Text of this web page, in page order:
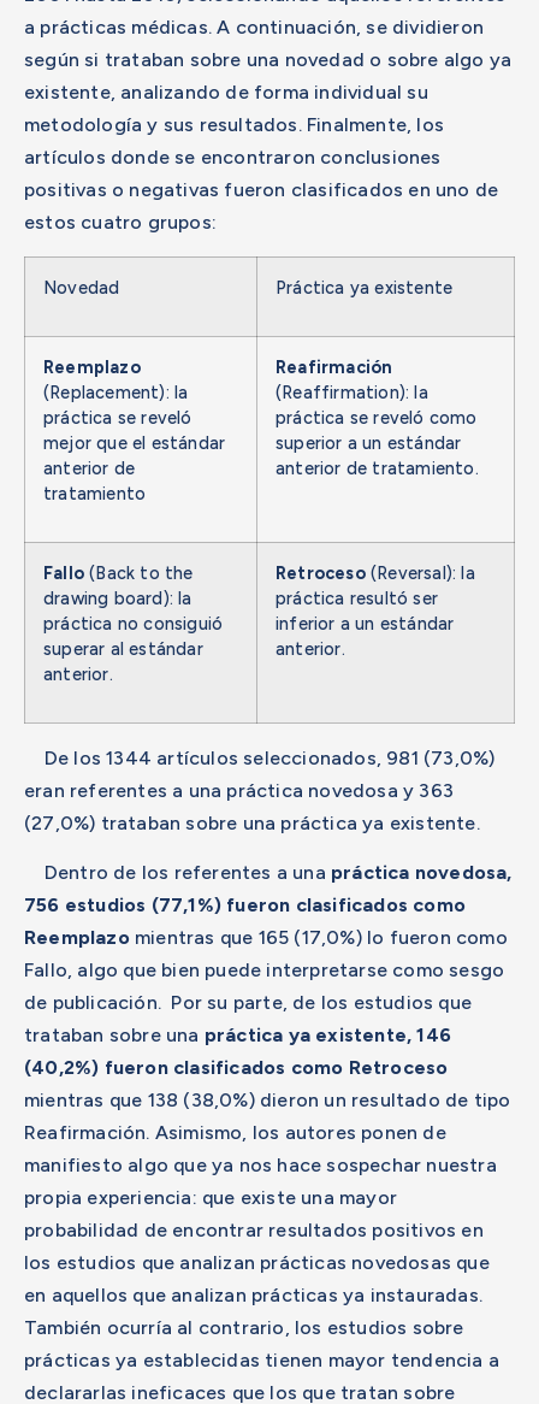
a prácticas médicas. A continuación, se dividieron
según si trataban sobre una novedad o sobre algo ya
existente, analizando de forma individual su
metodología y sus resultados. Finalmente, los
artículos donde se encontraron conclusiones
positivas o negativas fueron clasificados en uno de
estos cuatro grupos:
Novedad Práctica ya existente
Reemplazo
(Replacement): la
práctica se reveló
mejor que el estándar
anterior de
tratamiento
Reafirmación
(Reaffirmation): la
práctica se reveló como
superior a un estándar
anterior de tratamiento.
Fallo (Back to the
drawing board): la
práctica no consiguió
superar al estándar
anterior.
Retroceso(Reversal): la
práctica resultó ser
inferior a un estándar
anterior.
De los 1344 artículos seleccionados, 981 (73,0%)
eran referentes a una práctica novedosa y 363
(27,0%) trataban sobre una práctica ya existente.
Dentro de los referentes a una práctica novedosa,
756 estudios (77,1%) fueron clasificados como
Reemplazo mientras que 165 (17,0%) lo fueron como
Fallo, algo que bien puede interpretarse como sesgo
de publicación. Por su parte, de los estudios que
trataban sobre una práctica ya existente, 146
(40,2%) fueron clasificados como Retroceso
mientras que 138 (38,0%) dieron un resultado de tipo
Reafirmación. Asimismo, los autores ponen de
manifiesto algo que ya nos hace sospechar nuestra
propia experiencia: que existe una mayor
probabilidad de encontrar resultados positivos en
los estudios que analizan prácticas novedosas que
en aquellos que analizan prácticas ya instauradas.
También ocurría al contrario, los estudios sobre
prácticas ya establecidas tienen mayor tendencia a
declararlas ineficaces que los que tratan sobre